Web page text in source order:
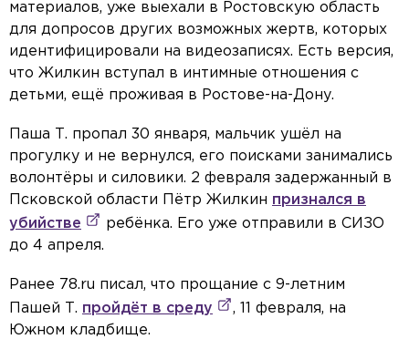
материалов, уже выехали в Ростовскую область
для допросов других возможных жертв, которых
идентифицировали на видеозаписях. Есть версия,
что Жилкин вступал в интимные отношения с
детьми, ещё проживая в Ростове-на-Дону.
Паша Т. пропал 30 января, мальчик ушёл на
прогулку и не вернулся, его поисками занимались
волонтёры и силовики. 2 февраля задержанный в
Псковской области Пётр Жилкин признался в
убийстве
ребёнка. Его уже отправили в СИЗО
до 4 апреля.
Ранее 78.ru писал, что прощание с 9-летним
Пашей Т. пройдёт в среду
, 11 февраля, на
Южном кладбище.